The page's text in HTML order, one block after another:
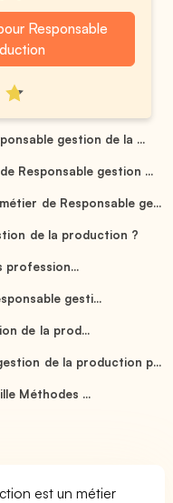
Responsable
gestion de la ...
Responsable gestion ...
de Responsable ge...
de la production ?
profession...
gesti...
de la prod...
de la production p...
Méthodes ...
est un métier